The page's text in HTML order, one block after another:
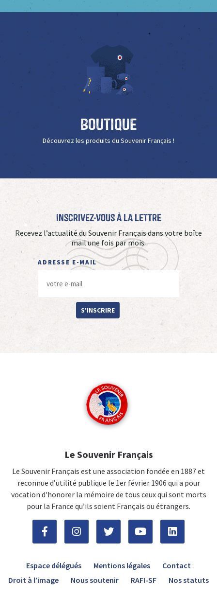
Boutique
Découvrez les produits du Souvenir Français !
Inscrivez-vous à La Lettre
Recevez l’actualité du Souvenir Français dans votre boîte
mail une fois par mois.
ADRESSE E-MAIL
S'INSCRIRE
Le Souvenir Français
Le Souvenir Français est une association fondée en 1887 et
reconnue d’utilité publique le 1er février 1906 qui a pour
vocation d'honorer la mémoire de tous ceux qui sont morts
pour la France qu’ils soient Français ou étrangers.
Espace délégués Mentions légales
Contact
Droit à l’image
Nous soutenir RAFI-SF Nos statuts